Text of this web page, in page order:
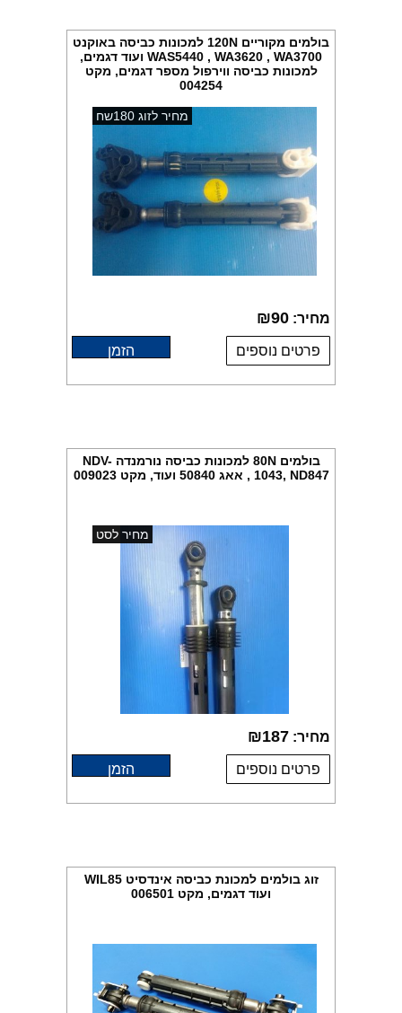
בולמים מקוריים 120N למכונות כביסה באוקנט
WAS5440 , WA3620 , WA3700 ועוד דגמים,
למכונות כביסה ווירפול מספר דגמים, מקט
004254
מחיר לזוג 180שח
מחיר: ₪90
פרטים נוספים הזמן
בולמים 80N למכונות כביסה נורמנדה NDV-
1043, ND847 , אאג 50840 ועוד, מקט 009023
מחיר לסט
מחיר: ₪187
פרטים נוספים הזמן
זוג בולמים למכונת כביסה אינדסיט WIL85
ועוד דגמים, מקט 006501